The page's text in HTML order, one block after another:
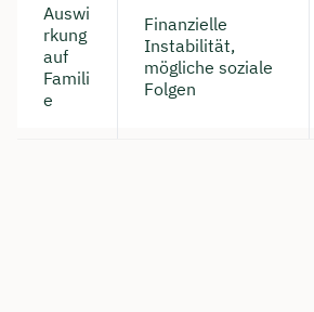
Auswi
rkung
auf
Famili
e
Finanzielle
Instabilität,
mögliche soziale
Folgen